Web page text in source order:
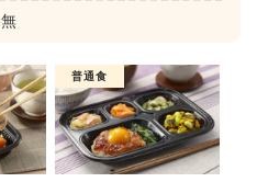
無
普通食